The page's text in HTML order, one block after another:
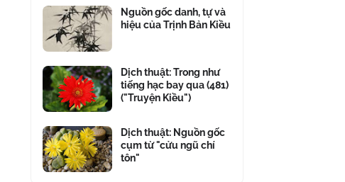
Nguồn gốc danh, tự và
hiệu của Trịnh Bản Kiều
Dịch thuật: Trong như
tiếng hạc bay qua (481)
("Truyện Kiều")
Dịch thuật: Nguồn gốc
cụm từ "cửu ngũ chí
tôn"